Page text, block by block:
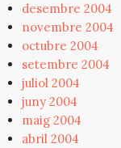
desembre 2004
novembre 2004
octubre 2004
setembre 2004
juliol 2004
juny 2004
maig 2004
abril 2004